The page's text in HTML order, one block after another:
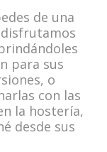
de una
disfrutamos
para sus
o
con las
la hostería,
desde sus